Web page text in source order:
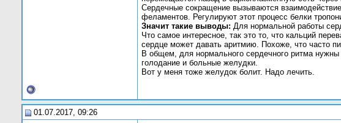
Сердечные сокращение вызываются
феламентов. Регулируют этот процесс белки
Значит такие выводы: Для нормальной работы
Что самое интересное, так это то, что кальций
сердце может давать аритмию. Похоже, что часто
В общем, для нормального сердечного ритма
голодание и больные желудки.
Вот у меня тоже желудок болит. Надо лечить.
01.07.2017, 09:26